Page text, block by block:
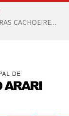
A VALORIZAÇÃO DAS HISTÓRIAS E CULTURAS CACHOEIRENSES